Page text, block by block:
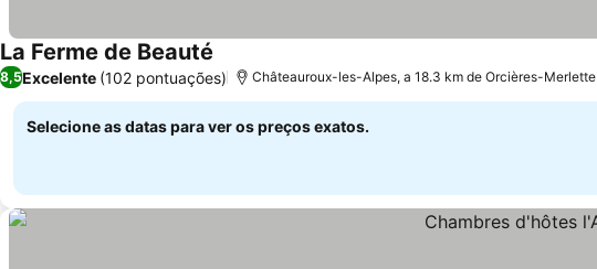
La Ferme de Beauté
8,5Excelente (102 pontuações) Châteauroux-les-Alpes, a 18.3 km de Orcières-Merlette
Selecione as datas para ver os preços exatos.